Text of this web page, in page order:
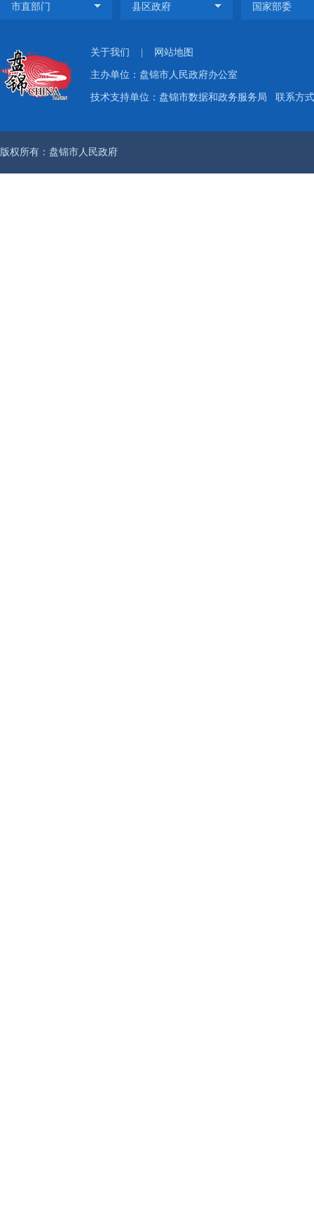
关于我们 网站地图
主办单位：盘锦市人民政府办公室
技术支持单位：盘锦市数据和政务服务局 联系方
版权所有：盘锦市人民政府